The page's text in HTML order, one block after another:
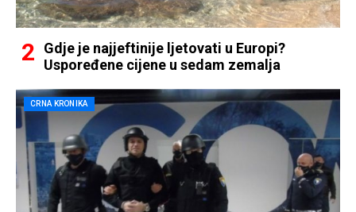
Gdje je najjeftinije ljetovati u Europi?
Uspoređene cijene u sedam zemalja
CRNA KRONIKA